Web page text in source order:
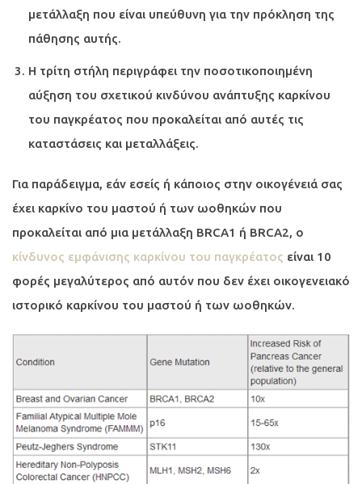
μετάλλαξη που είναι υπεύθυνη για την πρόκληση της
πάθησης αυτής.
Η τρίτη στήλη περιγράφει την ποσοτικοποιημένη
αύξηση του σχετικού κινδύνου ανάπτυξης καρκίνου
του παγκρέατος που προκαλείται από αυτές τις
καταστάσεις και μεταλλάξεις.
Για παράδειγμα, εάν εσείς ή κάποιος στην οικογένειά σας
έχει καρκίνο του μαστού ή των ωοθηκών που
προκαλείται από μια μετάλλαξη BRCA1 ή BRCA2, ο
κίνδυνος εμφάνισης καρκίνου του παγκρέατος είναι 10
φορές μεγαλύτερος από αυτόν που δεν έχει οικογενειακό
ιστορικό καρκίνου του μαστού ή των ωοθηκών.